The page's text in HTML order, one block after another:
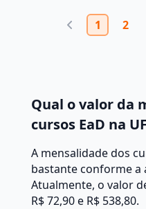
1 2
Qual o valor da
cursos EaD na
A mensalidade dos
bastante conforme a
Atualmente, o valor
R$ 72,90 e R$ 538,80.